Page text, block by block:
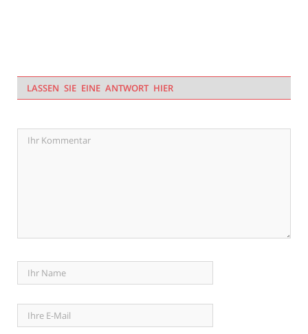
LASSEN SIE EINE ANTWORT HIER